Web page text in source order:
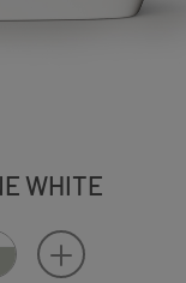
WHITE